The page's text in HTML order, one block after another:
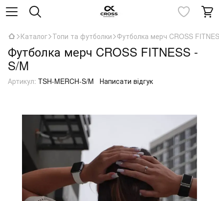
Каталог Топи та футболки Футболка мерч CROSS
Футболка мерч CROSS FITNESS -
S/M
Артикул: TSH-MERCH-S/M Написати відгук